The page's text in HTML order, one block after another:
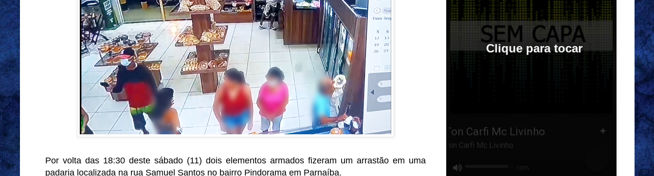
Por volta das 18:30 deste sábado (11) dois elementos armados fizeram um arrastão em uma
padaria localizada na rua Samuel Santos no bairro Pindorama em Parnaíba.